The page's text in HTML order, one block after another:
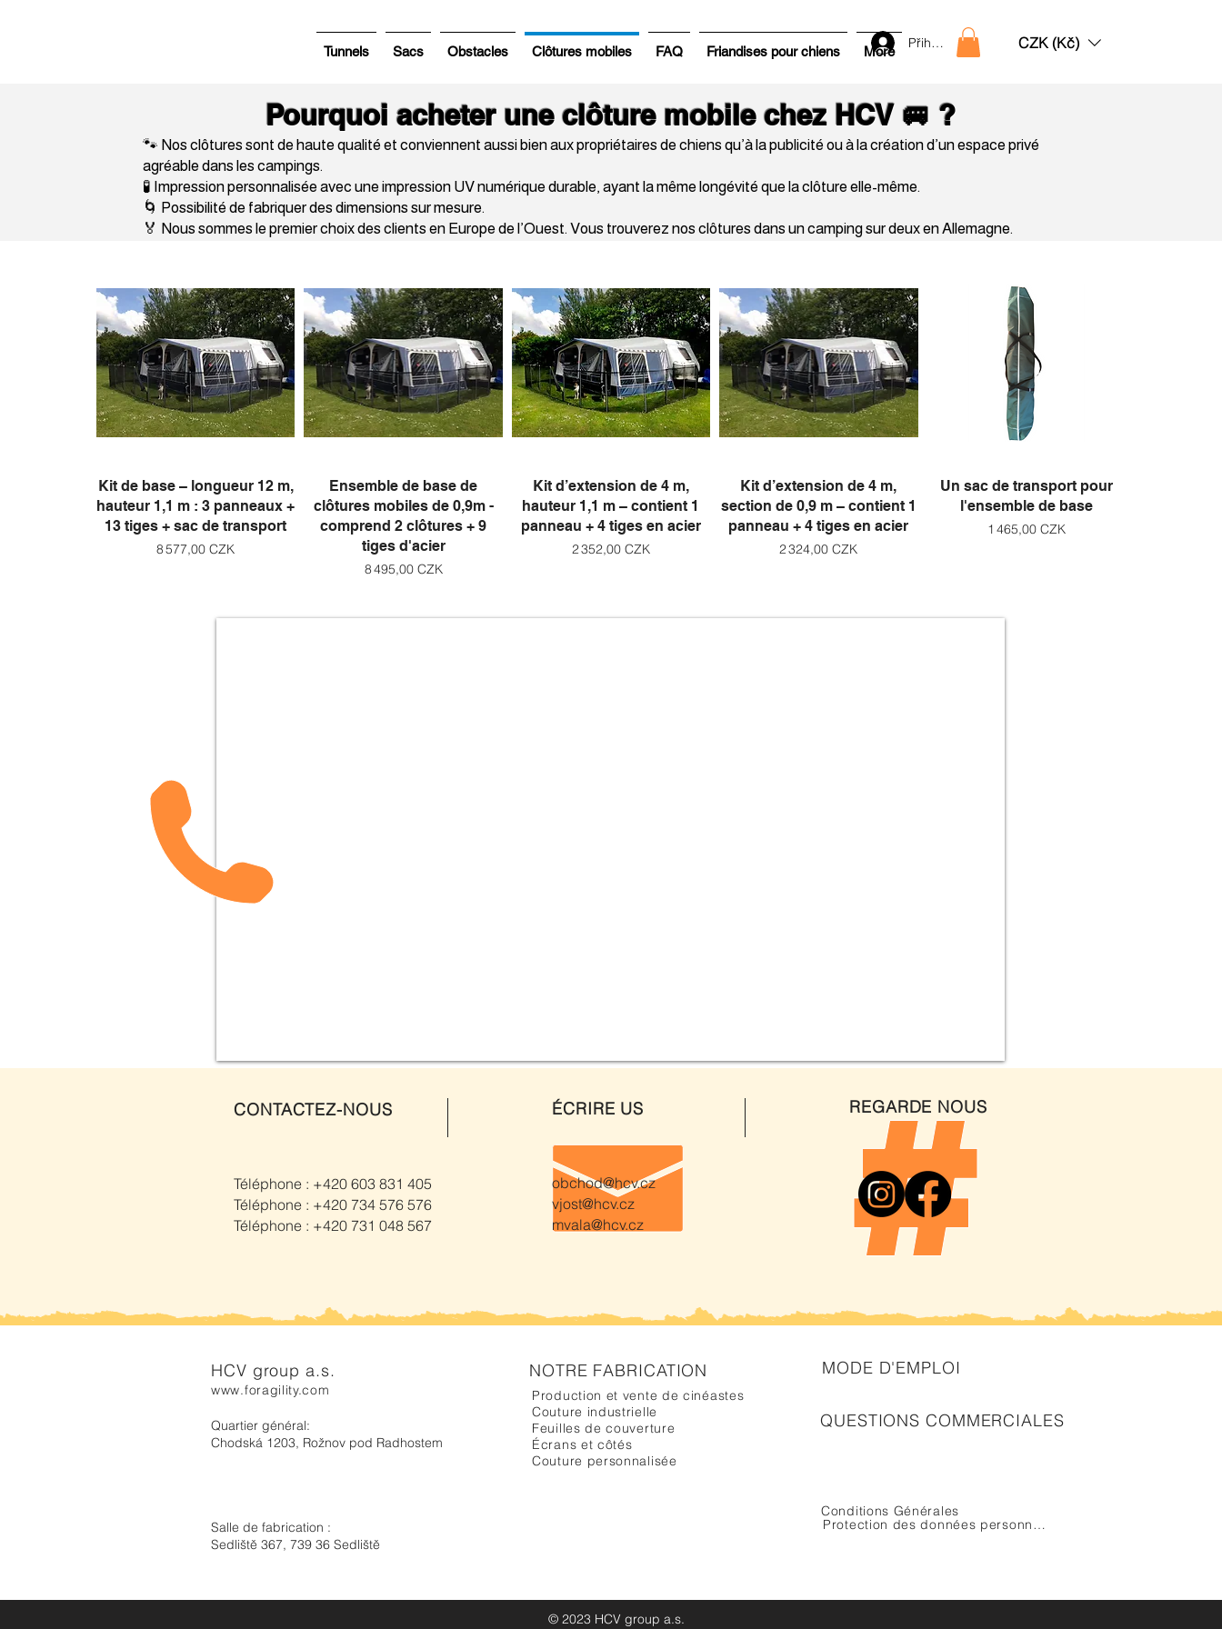
Tunnels Sacs Obstacles Clôtures mobiles FAQ Friandises pour chiens More CZK (Kč)
Přihlásit
Pourquoi acheter une clôture mobile chez HCV 🚐 ?
🐾 Nos clôtures sont de haute qualité et conviennent aussi bien aux propriétaires de chiens qu’à la publicité ou à la création d’un espace privé
agréable dans les campings.
🧪 Impression personnalisée avec une impression UV numérique durable, ayant la même longévité que la clôture elle-même.
🌀 Possibilité de fabriquer des dimensions sur mesure.
🏅 Nous sommes le premier choix des clients en Europe de l’Ouest. Vous trouverez nos clôtures dans un camping sur deux en Allemagne.
Aperçu rapide
Kit de base – longueur 12 m,
hauteur 1,1 m : 3 panneaux +
13 tiges + sac de transport
Prix
8 577,00 CZK
Aperçu rapide
Ensemble de base de
clôtures mobiles de 0,9m -
comprend 2 clôtures + 9
tiges d'acier
Prix
8 495,00 CZK
Aperçu rapide
Kit d’extension de 4 m,
hauteur 1,1 m – contient 1
panneau + 4 tiges en acier
Prix
2 352,00 CZK
Aperçu rapide
Kit d’extension de 4 m,
section de 0,9 m – contient 1
panneau + 4 tiges en acier
Prix
2 324,00 CZK
Aperçu rapide
Un sac de transport pour
l'ensemble de base
Prix
1 465,00 CZK
CONTACTEZ-NOUS
Téléphone : +420 603 831 405
Téléphone : +420 734 576 576
Téléphone : +420 731 048 567
ÉCRIRE US
obchod@hcv.cz
vjost@hcv.cz
mvala@hcv.cz
REGARDE NOUS
HCV group a.s.
www.foragility.com
Quartier général:
Chodská 1203, Rožnov pod Radhostem
Salle de fabrication :
Sedliště 367, 739 36 Sedliště
NOTRE FABRICATION
Production et vente de cinéastes
Couture industrielle
Feuilles de couverture
Écrans et côtés
Couture personnalisée
MODE D'EMPLOI
QUESTIONS COMMERCIALES
Conditions Générales
Protection des données personnelles
© 2023 HCV group a.s.